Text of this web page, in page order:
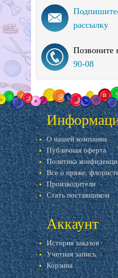
рассылку
Позвоните
90-08
О нашей компании
Публичная оферта
Политика
Все о пряже,
Производители
Стать поставщиком
Аккаунт
История заказов
Учетная запись
Корзина